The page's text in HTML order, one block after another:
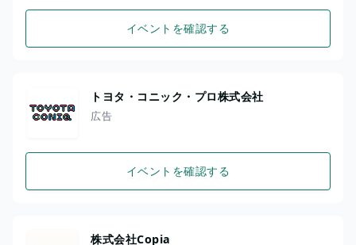
イベントを確認する
トヨタ・コニック・プロ株式会社
広告
イベントを確認する
株式会社Copia